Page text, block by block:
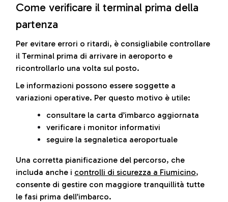
Come verificare il terminal prima della
partenza
Per evitare errori o ritardi, è consigliabile controllare
il Terminal prima di arrivare in aeroporto e
ricontrollarlo una volta sul posto.
Le informazioni possono essere soggette a
variazioni operative. Per questo motivo è utile:
consultare la carta d’imbarco aggiornata
verificare i monitor informativi
seguire la segnaletica aeroportuale
Una corretta pianificazione del percorso, che
includa anche i controlli di sicurezza a Fiumicino,
consente di gestire con maggiore tranquillità tutte
le fasi prima dell’imbarco.